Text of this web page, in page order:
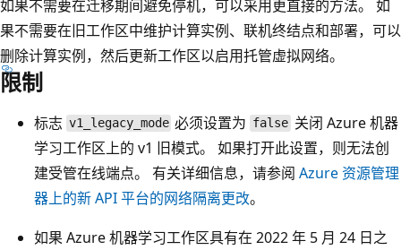
如果不需要在迁移期间避免停机，可以采用更直接的方法。 如
果不需要在旧工作区中维护计算实例、联机终结点和部署，可以
删除计算实例，然后更新工作区以启用托管虚拟网络。
限制
标志 v1_legacy_mode 必须设置为 false关闭 Azure 机器
学习工作区上的 v1 旧模式。 如果打开此设置，则无法创
建受管在线端点。 有关详细信息，请参阅 Azure 资源管理
器上的新 API 平台的网络隔离更改。
如果 Azure 机器学习工作区具有在 2022 年 5 月 24 日之